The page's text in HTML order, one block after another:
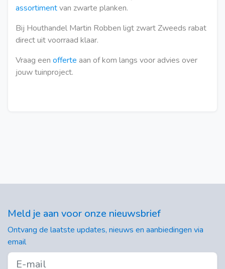
assortimentvan zwarte planken.
Bij Houthandel Martin Robben ligt zwart Zweeds rabat
direct uit voorraad klaar.
Vraag een offerte aan of kom langs voor advies over
jouw tuinproject.
Meld je aan voor onze nieuwsbrief
Ontvang de laatste updates, nieuws en aanbiedingen via
email